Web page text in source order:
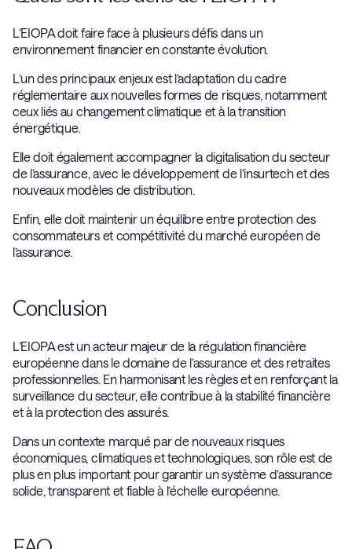
L’EIOPA doit faire face à plusieurs défis dans un
environnement financier en constante évolution.
L’un des principaux enjeux est l’adaptation du cadre
réglementaire aux nouvelles formes de risques, notamment
ceux liés au changement climatique et à la transition
énergétique.
Elle doit également accompagner la digitalisation du secteur
de l’assurance, avec le développement de l’insurtech et des
nouveaux modèles de distribution.
Enfin, elle doit maintenir un équilibre entre protection des
consommateurs et compétitivité du marché européen de
l’assurance.
Conclusion
L’EIOPA est un acteur majeur de la régulation financière
européenne dans le domaine de l’assurance et des retraites
professionnelles. En harmonisant les règles et en renforçant la
surveillance du secteur, elle contribue à la stabilité financière
et à la protection des assurés.
Dans un contexte marqué par de nouveaux risques
économiques, climatiques et technologiques, son rôle est de
plus en plus important pour garantir un système d’assurance
solide, transparent et fiable à l’échelle européenne.